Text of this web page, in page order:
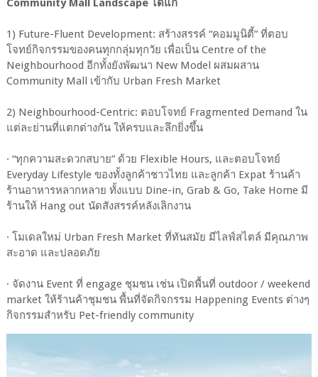
Community Mall Landscape ได้แก่
1) Future-Fluent Development: สร้างสรรค์ “คอมมูนิตี้” ที่ตอบ
โจทย์กิจกรรมของคนทุกกลุ่มทุกวัย เพื่อเป็น Centre of the
Neighbourhood อีกทั้งยังพัฒนา New Model ผสมผสาน
Community Mall เข้ากับ Urban Fresh Market
2) Neighbourhood-Centric: ตอบโจทย์ Fragmented Demand ใน
แต่ละย่านที่แตกต่างกัน ให้ครบและลึกยิ่งขึ้น
· “ทุกความสะดวกสบาย” ด้วย Flexible Hours, และตอบโจทย์
Everyday Lifestyle ของทั้งลูกค้าชาวไทย และลูกค้า Expat ร้านค้า
ร้านอาหารหลากหลาย ทั้งแบบ Dine-in, Grab & Go, Take Home มี
ร้านให้ Hang out นัดสังสรรค์หลังเลิกงาน
· โมเดลใหม่ Urban Fresh Market ที่ทันสมัย มีไลฟ์สไตล์ มีคุณภาพ
สะอาด และปลอดภัย
· จัดงาน Event ที่ engage ชุมชน เช่น เปิดพื้นที่ outdoor / weekend
market ให้ร้านค้าชุมชน พื้นที่จัดกิจกรรม Happening Events ต่างๆ
กิจกรรมสำหรับ Pet-friendly community